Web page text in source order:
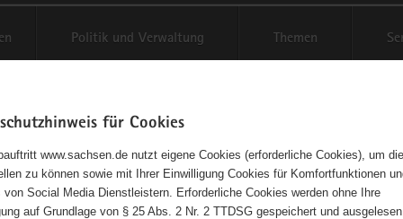
Politik und Verwaltung Themen
für Cookies
www.sachsen.de nutzt eigene Cookies (erforderliche Cookies), um
zu können sowie mit Ihrer Einwilligung Cookies für Komfortfunktionen
von Social Media Dienstleistern. Erforderliche Cookies werden ohne Ihre
auf Grundlage von § 25 Abs. 2 Nr. 2 TTDSG gespeichert und ausgelesen.